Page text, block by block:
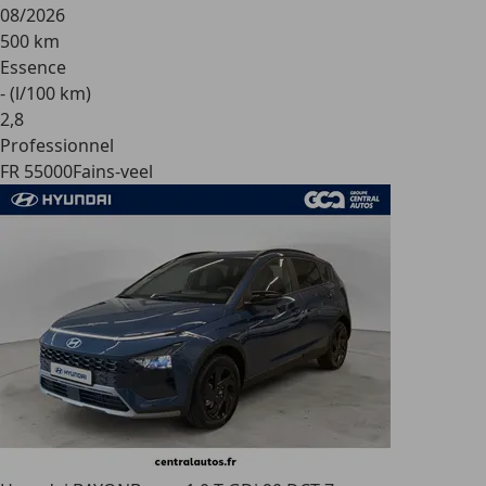
08/2026
500 km
Essence
- (l/100 km)
2,8
Professionnel
FR 55000Fains-veel